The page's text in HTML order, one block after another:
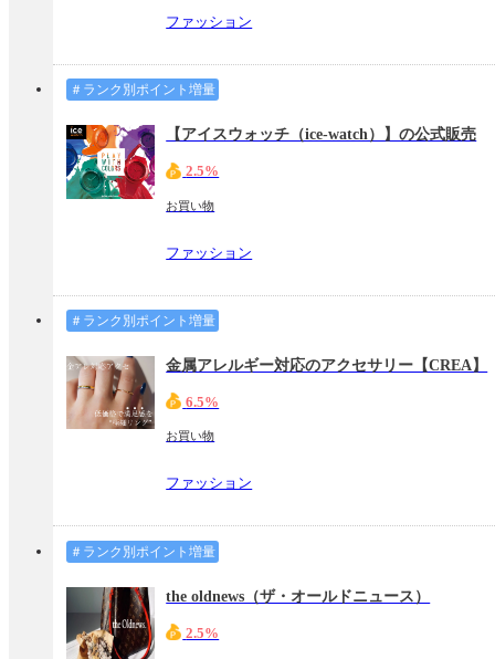
ファッション
＃ランク別ポイント増量
【アイスウォッチ（ice-watch）】の公式販売
2.5%
お買い物
ファッション
＃ランク別ポイント増量
金属アレルギー対応のアクセサリー【CREA】
6.5%
お買い物
ファッション
＃ランク別ポイント増量
the oldnews（ザ・オールドニュース）
2.5%